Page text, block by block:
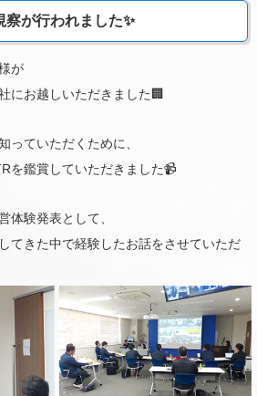
察が行われました✨
が
にお越しいただきました🏢
っていただくために、
を鑑賞していただきました📹
体験発表として、
てきた中で経験したお話をさせていただ